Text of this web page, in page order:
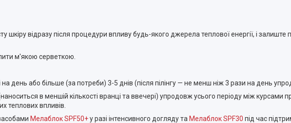
шкіру відразу після процедури впливу будь-якого джерела теплової енергії, і залиште
м'якою серветкою.
день або більше (за потреби) 3-5 днів (після пілінгу — не менш ніж 3 рази на день
в меншій кількості вранці та ввечері) упродовж усього періоду між курсами
теплових впливів.
Мелаблок SPF50+у разі інтенсивного догляду та Мелаблок SPF30 під час